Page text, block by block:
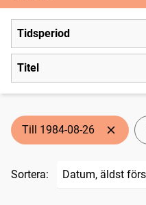
Tidsperiod
Titel
Till 1984-08-26
Sortera: